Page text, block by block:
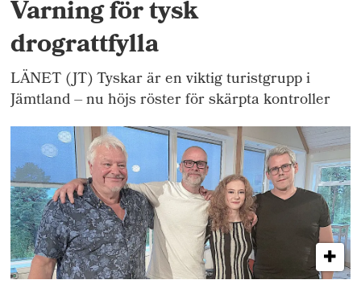
Varning för tysk
drograttfylla
LÄNET (JT) Tyskar är en viktig turistgrupp i
Jämtland – nu höjs röster för skärpta kontroller